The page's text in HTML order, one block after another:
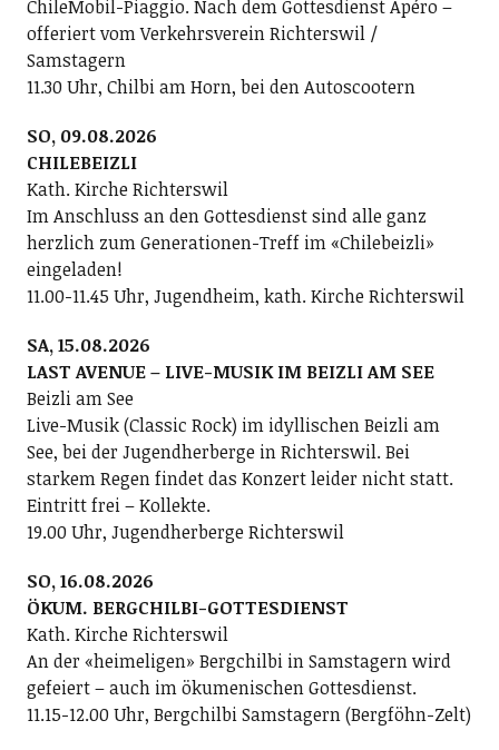
ChileMobil-Piaggio. Nach dem Gottesdienst Apéro –
offeriert vom Verkehrsverein Richterswil /
Samstagern
11.30 Uhr, Chilbi am Horn, bei den Autoscootern
SO, 09.08.2026
CHILEBEIZLI
Kath. Kirche Richterswil
Im Anschluss an den Gottesdienst sind alle ganz
herzlich zum Generationen-Treff im «Chilebeizli»
eingeladen!
11.00-11.45 Uhr, Jugendheim, kath. Kirche Richterswil
SA, 15.08.2026
LAST AVENUE – LIVE-MUSIK IM BEIZLI AM SEE
Beizli am See
Live-Musik (Classic Rock) im idyllischen Beizli am
See, bei der Jugendherberge in Richterswil. Bei
starkem Regen findet das Konzert leider nicht statt.
Eintritt frei – Kollekte.
19.00 Uhr, Jugendherberge Richterswil
SO, 16.08.2026
ÖKUM. BERGCHILBI-GOTTESDIENST
Kath. Kirche Richterswil
An der «heimeligen» Bergchilbi in Samstagern wird
gefeiert – auch im ökumenischen Gottesdienst.
11.15-12.00 Uhr, Bergchilbi Samstagern (Bergföhn-Zelt)